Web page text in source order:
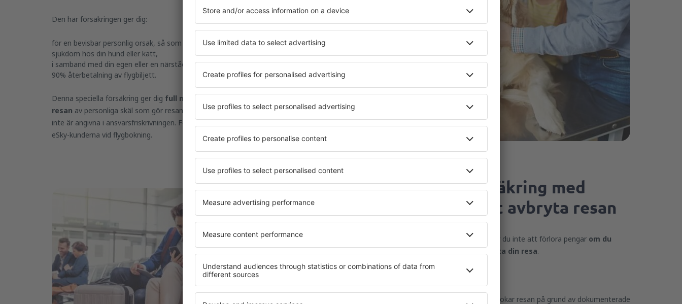
Den här försäkringen ger dig:
för en bevisbar personlig orsak, så som förlust av arbete, examen,
sjukdom hos din hund eller katt,
i samband med din egen eller en närståendes sjukdom,
90% återbetalning av flygbiljett.
Denna speciella försäkring ger dig full möjlighet till avbokning före
resan av personliga skäl som gör resan omöjlig att genomföra och
inte är angivna i ansvarsfriskrivningen. Försäkringen är tillgänglig för
eSky-kunderna vid flygbokning.
All Risk-försäkring med
möjlighet att avbryta resan
Med denna försäkring kommer du inte att förlora pengar om du
behöver avboka eller avbryta din resa.
Den här försäkringen ger dig:
kostnadsersättning ifall du avbokar resan på grund av dokumenterade